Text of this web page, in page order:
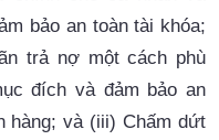
bảo an toàn tài khóa;
trả nợ một cách phù
đích và đảm bảo
hàng; và (iii) Chấm dứt